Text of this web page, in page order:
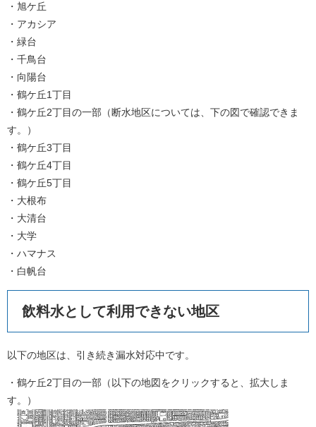
・旭ケ丘
・アカシア
・緑台
・千鳥台
・向陽台
・鶴ケ丘1丁目
・鶴ケ丘2丁目の一部（断水地区については、下の図で確認できま
す。）
・鶴ケ丘3丁目
・鶴ケ丘4丁目
・鶴ケ丘5丁目
・大根布
・大清台
・大学
・ハマナス
・白帆台
飲料水として利用できない地区
以下の地区は、引き続き漏水対応中です。
・鶴ケ丘2丁目の一部（以下の地図をクリックすると、拡大しま
す。）